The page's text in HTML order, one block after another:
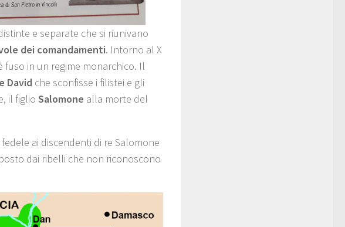
e separate che si riunivano
dei comandamenti. Intorno al X
fuso in un regime monarchico. Il
David che sconfisse i filistei e gli
il figlio Salomone alla morte del
ai discendenti di re Salomone
dai ribelli che non riconoscono